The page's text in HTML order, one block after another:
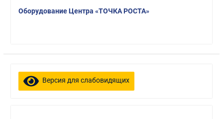
Оборудование Центра «ТОЧКА РОСТА»
Версия для слабовидящих